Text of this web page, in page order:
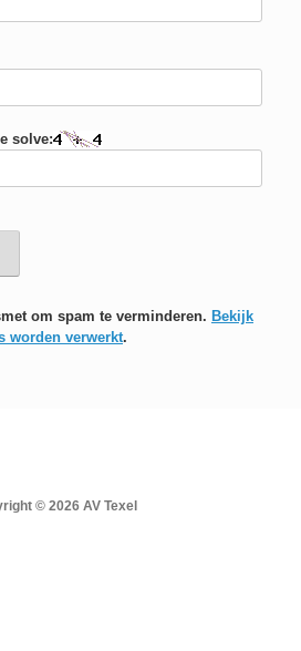
solve:
om spam te verminderen. Bekijk
worden verwerkt.
© 2026 AV Texel